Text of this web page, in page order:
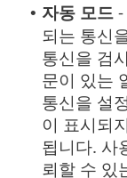
• 자동 모드
되는 통신
통신을 검
문이 있는
통신을 설
이 표시되
됩니다. 사
뢰할 수 있